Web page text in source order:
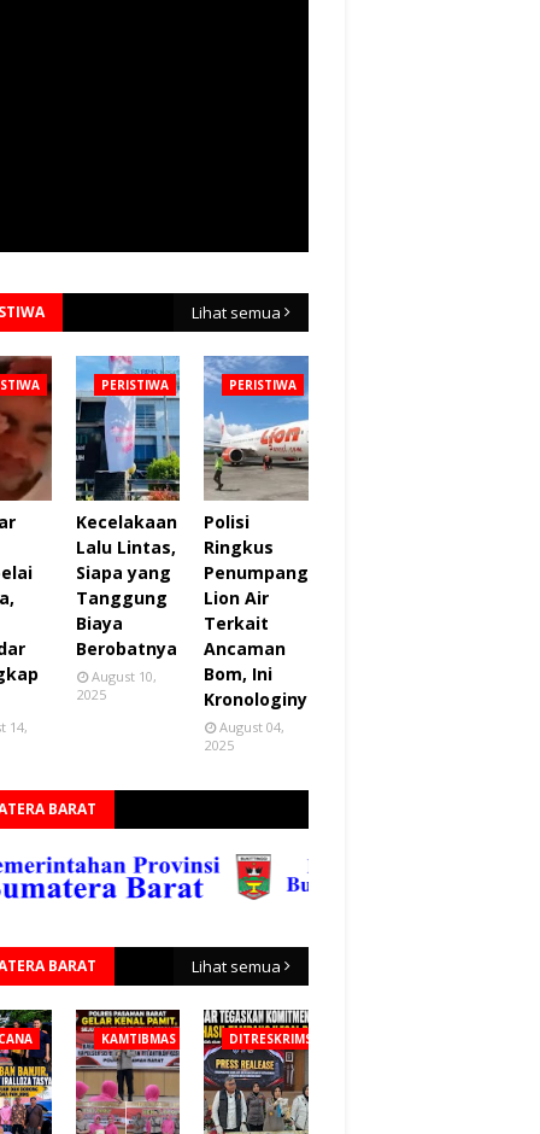
Lihat semua
14,
PERISTIWA
Kecelakaan
Lalu Lintas,
Siapa yang
Tanggung
Biaya
Berobatnya
August 10,
2025
PERISTIWA
Polisi
Ringkus
Penumpang
Lion Air
Terkait
Ancaman
Bom, Ini
Kronologinya
August 04,
2025
BARAT
BARAT Lihat semua
KAMTIBMAS DITRESKRIMSUS